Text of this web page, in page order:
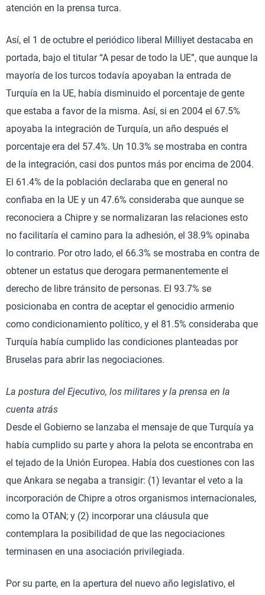
atención en la prensa turca.
Así, el 1 de octubre el periódico liberal Milliyet destacaba en
portada, bajo el titular “A pesar de todo la UE”, que aunque la
mayoría de los turcos todavía apoyaban la entrada de
Turquía en la UE, había disminuido el porcentaje de gente
que estaba a favor de la misma. Así, si en 2004 el 67.5%
apoyaba la integración de Turquía, un año después el
porcentaje era del 57.4%. Un 10.3% se mostraba en contra
de la integración, casi dos puntos más por encima de 2004.
El 61.4% de la población declaraba que en general no
confiaba en la UE y un 47.6% consideraba que aunque se
reconociera a Chipre y se normalizaran las relaciones esto
no facilitaría el camino para la adhesión, el 38.9% opinaba
lo contrario. Por otro lado, el 66.3% se mostraba en contra de
obtener un estatus que derogara permanentemente el
derecho de libre tránsito de personas. El 93.7% se
posicionaba en contra de aceptar el genocidio armenio
como condicionamiento político, y el 81.5% consideraba que
Turquía había cumplido las condiciones planteadas por
Bruselas para abrir las negociaciones.
La postura del Ejecutivo, los militares y la prensa en la
cuenta atrás
Desde el Gobierno se lanzaba el mensaje de que Turquía ya
había cumplido su parte y ahora la pelota se encontraba en
el tejado de la Unión Europea. Había dos cuestiones con las
que Ankara se negaba a transigir: (1) levantar el veto a la
incorporación de Chipre a otros organismos internacionales,
como la OTAN; y (2) incorporar una cláusula que
contemplara la posibilidad de que las negociaciones
terminasen en una asociación privilegiada.
Por su parte, en la apertura del nuevo año legislativo, el